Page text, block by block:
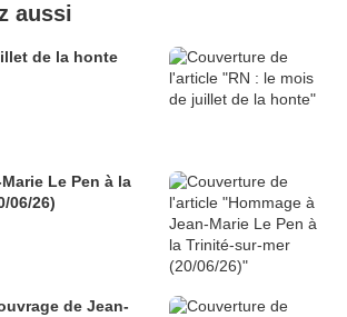
aussi
de la honte
Le Pen à la
06/26)
de Jean-